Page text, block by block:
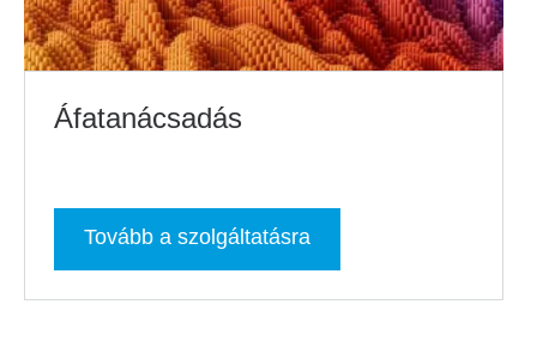
Áfatanácsadás
Tovább a szolgáltatásra